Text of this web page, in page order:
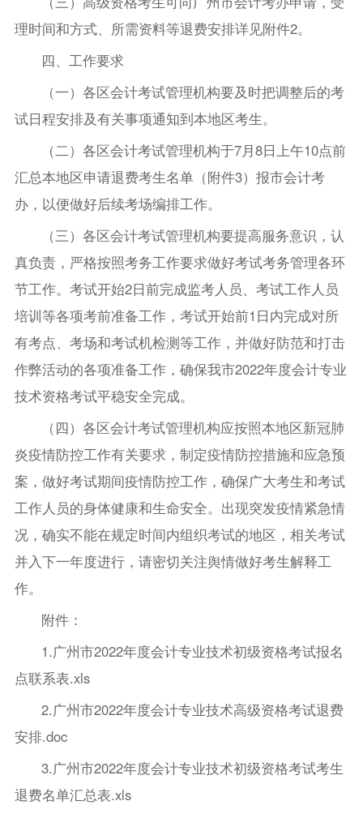
理时间和方式、所需资料等退费安排详见附件2。
四、工作要求
（一）各区会计考试管理机构要及时把调整后的考
试日程安排及有关事项通知到本地区考生。
（二）各区会计考试管理机构于7月8日上午10点前
汇总本地区申请退费考生名单（附件3）报市会计考
办，以便做好后续考场编排工作。
（三）各区会计考试管理机构要提高服务意识，认
真负责，严格按照考务工作要求做好考试考务管理各环
节工作。考试开始2日前完成监考人员、考试工作人员
培训等各项考前准备工作，考试开始前1日内完成对所
有考点、考场和考试机检测等工作，并做好防范和打击
作弊活动的各项准备工作，确保我市2022年度会计专业
技术资格考试平稳安全完成。
（四）各区会计考试管理机构应按照本地区新冠肺
炎疫情防控工作有关要求，制定疫情防控措施和应急预
案，做好考试期间疫情防控工作，确保广大考生和考试
工作人员的身体健康和生命安全。出现突发疫情紧急情
况，确实不能在规定时间内组织考试的地区，相关考试
并入下一年度进行，请密切关注舆情做好考生解释工
作。
附件：
1.广州市2022年度会计专业技术初级资格考试报名
点联系表.xls
2.广州市2022年度会计专业技术高级资格考试退费
安排.doc
3.广州市2022年度会计专业技术初级资格考试考生
退费名单汇总表.xls